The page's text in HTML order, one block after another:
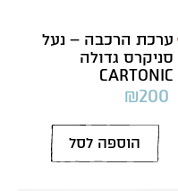
ערכת הרכבה – נעל
סניקרס גדולה
CARTONIC
₪200
הוספה לסל